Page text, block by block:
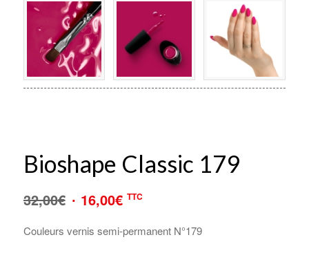
Bioshape Classic 179
32,00€ Le
prix
16,00€Le
prix
TTC
Couleurs vernis semi-permanent N°179